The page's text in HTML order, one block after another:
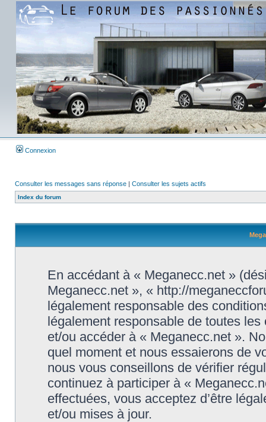
Connexion
Consulter les messages sans réponse | Consulter les sujets actifs
Index du forum
En accédant à « Meganecc.net »
Meganecc.net », « http://
légalement responsable des
légalement responsable de toutes
et/ou accéder à « Meganecc.net ».
quel moment et nous essaierons de
nous vous conseillons de vérifier
continuez à participer à «
effectuées, vous acceptez d’être
et/ou mises à jour.